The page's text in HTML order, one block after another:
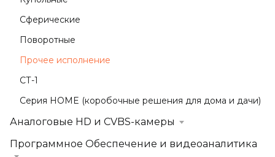
Сферические
Поворотные
Прочее исполнение
СТ-1
Серия HOME (коробочные решения для дома и дачи)
Аналоговые HD и CVBS-камеры
Программное Обеспечение и видеоаналитика